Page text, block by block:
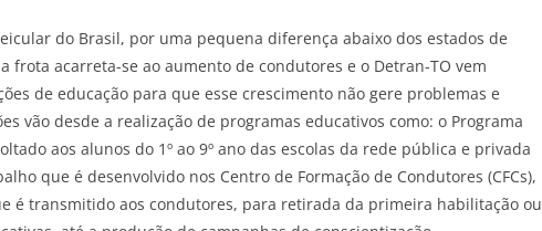
do Brasil, por uma pequena diferença abaixo dos estados de
frota acarreta-se ao aumento de condutores e o Detran-TO vem
de educação para que esse crescimento não gere problemas e
vão desde a realização de programas educativos como: o Programa
aos alunos do 1º ao 9º ano das escolas da rede pública e privada
que é desenvolvido nos Centro de Formação de Condutores (CFCs),
é transmitido aos condutores, para retirada da primeira habilitação ou